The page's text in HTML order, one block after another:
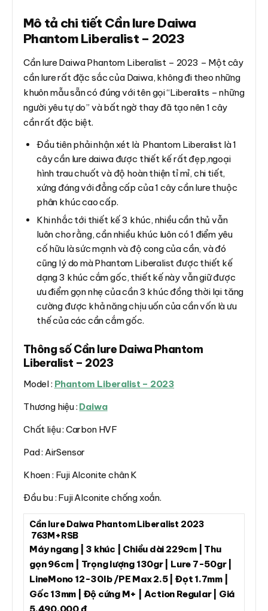
Mô tả chi tiết Cần lure Daiwa
Phantom Liberalist – 2023
Cần lure Daiwa Phantom Liberalist – 2023 – Một cây
cần lure rất đặc sắc của Daiwa, không đi theo những
khuôn mẫu sẵn có đúng với tên gọi “Liberalits – những
người yêu tự do” và bất ngờ thay đã tạo nên 1 cây
cần rất đặc biệt.
Đầu tiên phải nhận xét là Phantom Liberalist là 1
cây cần lure daiwa được thiết kế rất đẹp,ngoại
hình trau chuốt và độ hoàn thiện tỉ mỉ, chi tiết,
xứng đáng với đẳng cấp của 1 cây cần lure thuộc
phân khúc cao cấp.
Khi nhắc tới thiết kế 3 khúc, nhiều cần thủ vẫn
luôn cho rằng, cần nhiều khúc luôn có 1 điểm yêu
cố hữu là sức mạnh và độ cong của cần, và đó
cũng lý do mà Phantom Liberalist được thiết kế
dạng 3 khúc cắm gốc, thiết kế này vẫn giữ được
ưu điểm gọn nhẹ của cần 3 khúc đồng thời lại tăng
cường được khả năng chịu uốn của cần vốn là ưu
thế của các cần cắm gốc.
Thông số Cần lure Daiwa Phantom
Liberalist – 2023
Model : Phantom Liberalist – 2023
Thương hiệu : Daiwa
Chất liệu : Carbon HVF
Pad : AirSensor
Khoen : Fuji Alconite chân K
Đầu bu : Fuji Alconite chống xoắn.
Cần lure Daiwa Phantom Liberalist 2023
763M+RSB
Máy ngang | 3 khúc | Chiều dài 229cm | Thu
gọn 96cm | Trọng lượng 130gr | Lure 7-50gr |
LineMono 12-30lb /PE Max 2.5 | Đọt 1.7mm |
Gốc 13mm | Độ cứng M+ | Action Regular | Giá